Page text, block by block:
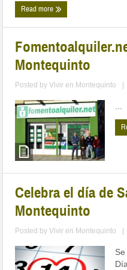
Read more
Montequinto
Posted byVivir en Montequinto
...
Celebra el día de
Montequinto
Posted byVivir en Montequinto